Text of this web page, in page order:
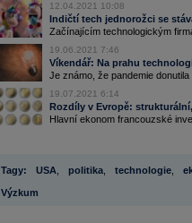
12.04.2021 10:08
Indičtí tech jednorožci se
Začínajícím technologickým
19.06.2021 7:46
Víkendář: Na prahu
Je známo, že pandemie
19.07.2021 6:14
Rozdíly v Evropě:
Hlavní ekonom francouzské
Tagy: USA politika technologie
Výzkum